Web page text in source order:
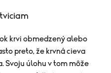
krvi obmedzený alebo
preto, že krvná cieva
Svoju úlohu v tom môže